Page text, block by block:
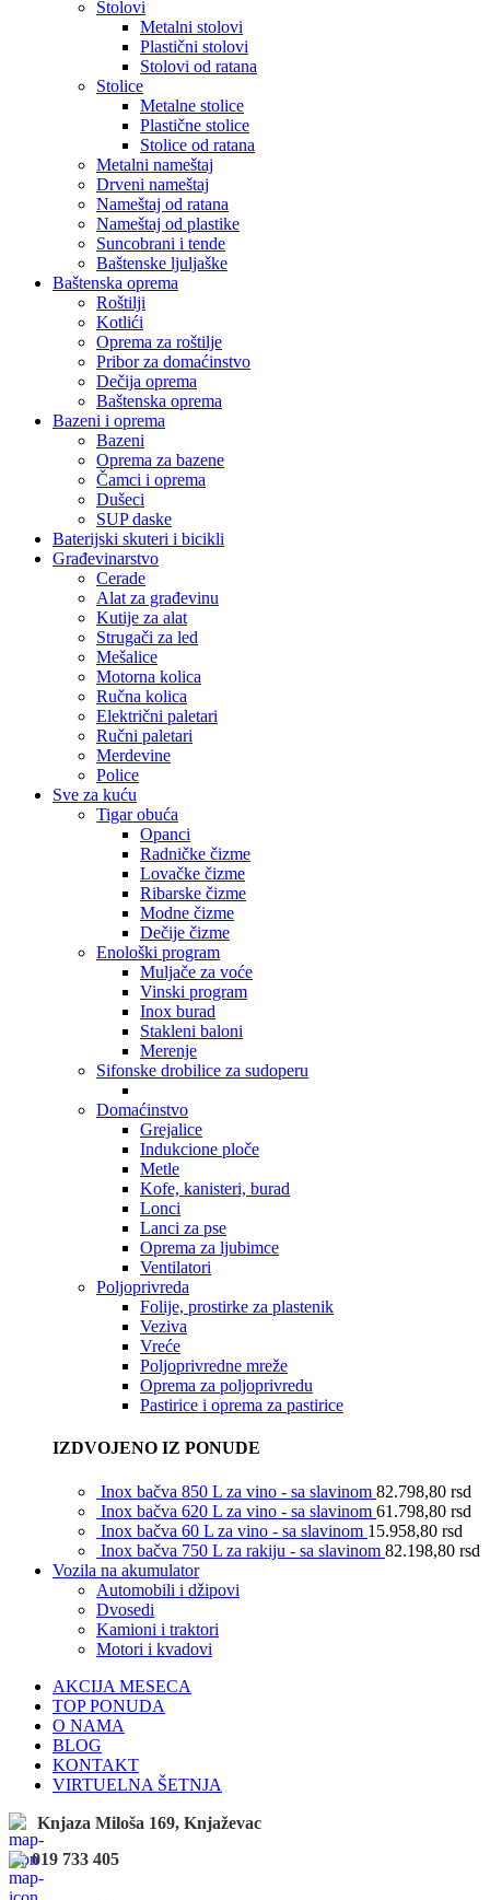
Stolovi
Metalni stolovi
Plastični stolovi
Stolovi od ratana
Stolice
Metalne stolice
Plastične stolice
Stolice od ratana
Metalni nameštaj
Drveni nameštaj
Nameštaj od ratana
Nameštaj od plastike
Suncobrani i tende
Baštenske ljuljaške
Baštenska oprema
Roštilji
Kotlići
Oprema za roštilje
Pribor za domaćinstvo
Dečija oprema
Baštenska oprema
Bazeni i oprema
Bazeni
Oprema za bazene
Čamci i oprema
Dušeci
SUP daske
Baterijski skuteri i bicikli
Građevinarstvo
Cerade
Alat za građevinu
Kutije za alat
Strugači za led
Mešalice
Motorna kolica
Ručna kolica
Električni paletari
Ručni paletari
Merdevine
Police
Sve za kuću
Tigar obuća
Opanci
Radničke čizme
Lovačke čizme
Ribarske čizme
Modne čizme
Dečije čizme
Enološki program
Muljače za voće
Vinski program
Inox burad
Stakleni baloni
Merenje
Sifonske drobilice za sudoperu
Domaćinstvo
Grejalice
Indukcione ploče
Metle
Kofe, kanisteri, burad
Lonci
Lanci za pse
Oprema za ljubimce
Ventilatori
Poljoprivreda
Folije, prostirke za plastenik
Veziva
Vreće
Poljoprivredne mreže
Oprema za poljoprivredu
Pastirice i oprema za pastirice
IZDVOJENO IZ PONUDE
Inox bačva 850 L za vino - sa slavinom 82.798,80 rsd
Inox bačva 620 L za vino - sa slavinom 61.798,80 rsd
Inox bačva 60 L za vino - sa slavinom 15.958,80 rsd
Inox bačva 750 L za rakiju - sa slavinom 82.198,80 rsd
Vozila na akumulator
Automobili i džipovi
Dvosedi
Kamioni i traktori
Motori i kvadovi
AKCIJA MESECA
TOP PONUDA
O NAMA
BLOG
KONTAKT
VIRTUELNA ŠETNJA
Knjaza Miloša 169, Knjaževac
019 733 405